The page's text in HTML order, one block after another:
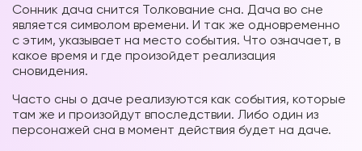
Сонник дача снится Толкование сна. Дача во сне
является символом времени. И так же одновременно
с этим, указывает на место события. Что означает, в
какое время и где произойдет реализация
сновидения.
Часто сны о даче реализуются как события, которые
там же и произойдут впоследствии. Либо один из
персонажей сна в момент действия будет на даче.